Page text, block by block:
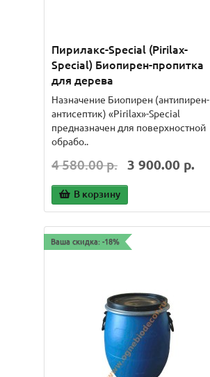
Пирилакс-Special (Pirilax-
Special) Биопирен-пропитка
для дерева
Назначение Биопирен (антипирен-
антисептик) «Pirilax»-Special
предназначен для поверхностной
обрабо..
4 580.00 р. 3 900.00 р.
В корзину
Ваша скидка: -18%